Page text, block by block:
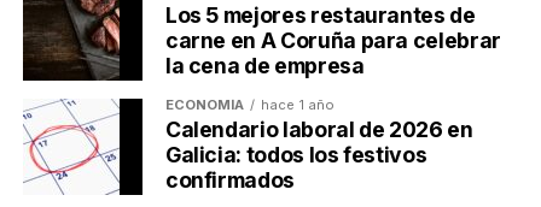
“Technology from The World
Ends”
Además de representar la innovación gallega, el
Clúster TIC también exportará la imagen de Galicia
como territorio tecnológico y creativo. Lo hará bajo el
Los 5 mejores restaurantes de
carne en A Coruña para celebrar
la cena de empresa
ECONOMÍA hace 1 año
Calendario laboral de 2026 en
Galicia: todos los festivos
confirmados